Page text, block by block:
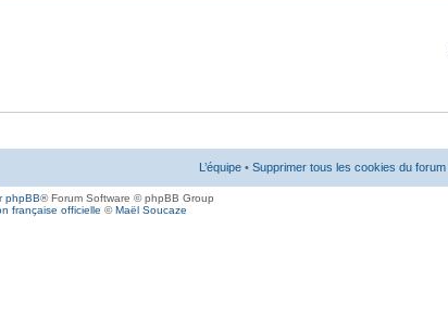
L’équipe • Supprimer tous les cookies du forum
phpBB® Forum Software © phpBB Group
française officielle ©Maël Soucaze